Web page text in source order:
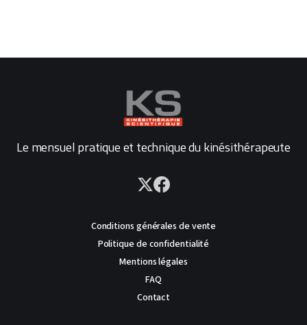
Le mensuel pratique et technique du kinésithérapeute
Conditions générales de vente
Politique de confidentialité
Mentions légales
FAQ
Contact